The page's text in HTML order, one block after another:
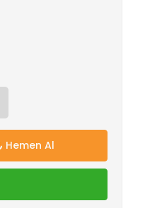
Hemen Al